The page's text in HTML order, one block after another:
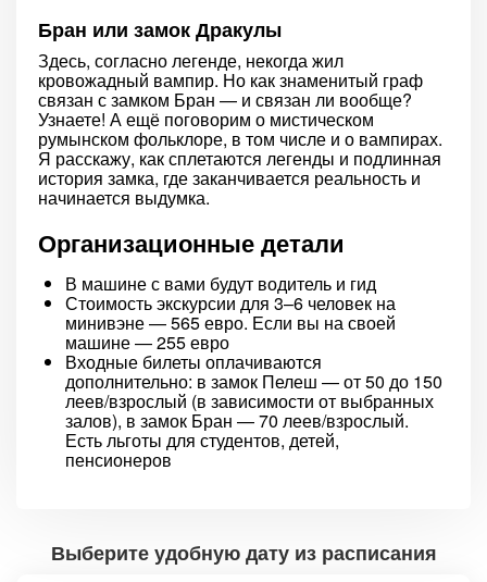
Бран или замок Дракулы
Здесь, согласно легенде, некогда жил
кровожадный вампир. Но как знаменитый граф
связан с замком Бран — и связан ли вообще?
Узнаете! А ещё поговорим о мистическом
румынском фольклоре, в том числе и о вампирах.
Я расскажу, как сплетаются легенды и подлинная
история замка, где заканчивается реальность и
начинается выдумка.
Организационные детали
В машине с вами будут водитель и гид
Стоимость экскурсии для 3–6 человек на
минивэне — 565 евро. Если вы на своей
машине — 255 евро
Входные билеты оплачиваются
дополнительно: в замок Пелеш — от 50 до 150
леев/взрослый (в зависимости от выбранных
залов), в замок Бран — 70 леев/взрослый.
Есть льготы для студентов, детей,
пенсионеров
Выберите удобную дату из расписания